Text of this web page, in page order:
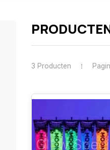
3 Producten